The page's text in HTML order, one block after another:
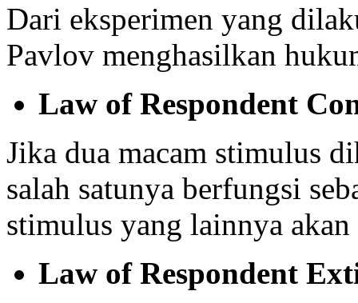
Dari eksperimen yang
Pavlov menghasilkan
Law of Respondent
Jika dua macam stimulus
salah satunya berfungsi
stimulus yang lainnya
Law of Respondent